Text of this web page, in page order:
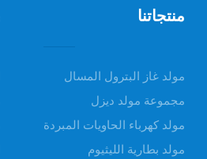
منتجاتنا
مولد غاز البترول المسال
مجموعة مولد ديزل
مولد كهرباء الحاويات المبردة
مولد بطارية الليثيوم